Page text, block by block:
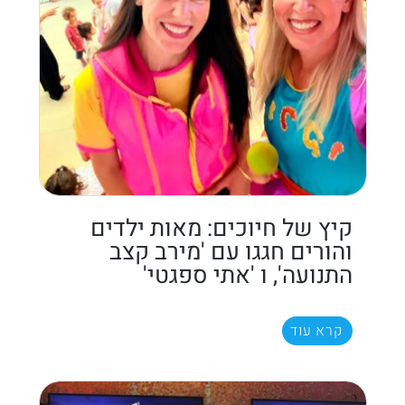
קיץ של חיוכים: מאות ילדים
והורים חגגו עם 'מירב קצב
התנועה', ו 'אתי ספגטי'
קרא עוד